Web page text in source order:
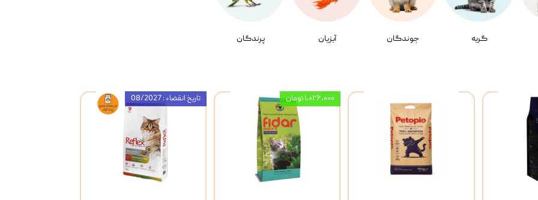
گربه جوندگان آبزیان پرندگان
تاریخ انقضاء : 08/2027 ۱,۰۲۶,۰۰۰ تومان